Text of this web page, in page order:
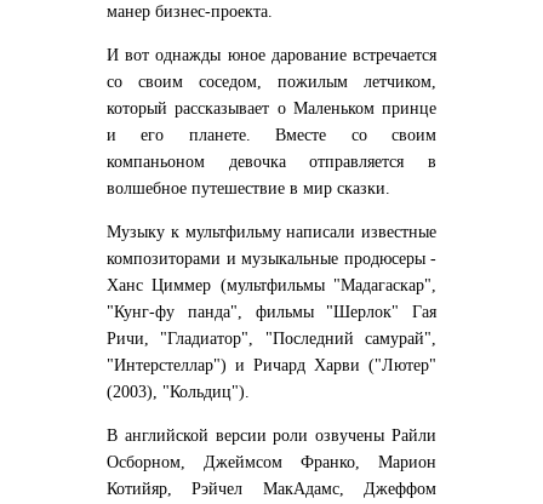
манер бизнес-проекта.
И вот однажды юное дарование встречается
со своим соседом, пожилым летчиком,
который рассказывает о Маленьком принце
и его планете. Вместе со своим
компаньоном девочка отправляется в
волшебное путешествие в мир сказки.
Музыку к мультфильму написали известные
композиторами и музыкальные продюсеры -
Ханс Циммер (мультфильмы "Мадагаскар",
"Кунг-фу панда", фильмы "Шерлок" Гая
Ричи, "Гладиатор", "Последний самурай",
"Интерстеллар") и Ричард Харви ("Лютер"
(2003), "Кольдиц").
В английской версии роли озвучены Райли
Осборном, Джеймсом Франко, Марион
Котийяр, Рэйчел МакАдамс, Джеффом